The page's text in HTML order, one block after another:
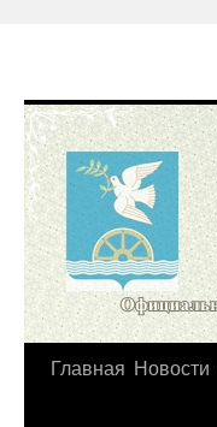
Перейти
Главная Новости